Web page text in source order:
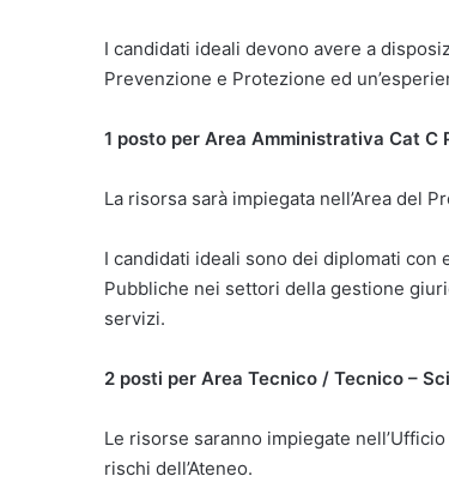
I candidati ideali devono avere a
Prevenzione e Protezione ed
1 posto per Area Amministrativa Cat C
La risorsa sarà impiegata nell’Area del
I candidati ideali sono dei diplomati
Pubbliche nei settori della gestione
servizi.
2 posti per Area Tecnico / Tecnico –
Le risorse saranno impiegate
rischi dell’Ateneo.